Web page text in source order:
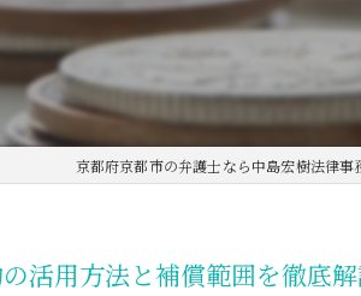
京都府京都市の弁護士なら中島宏樹法律事
活用方法と補償範囲を徹底